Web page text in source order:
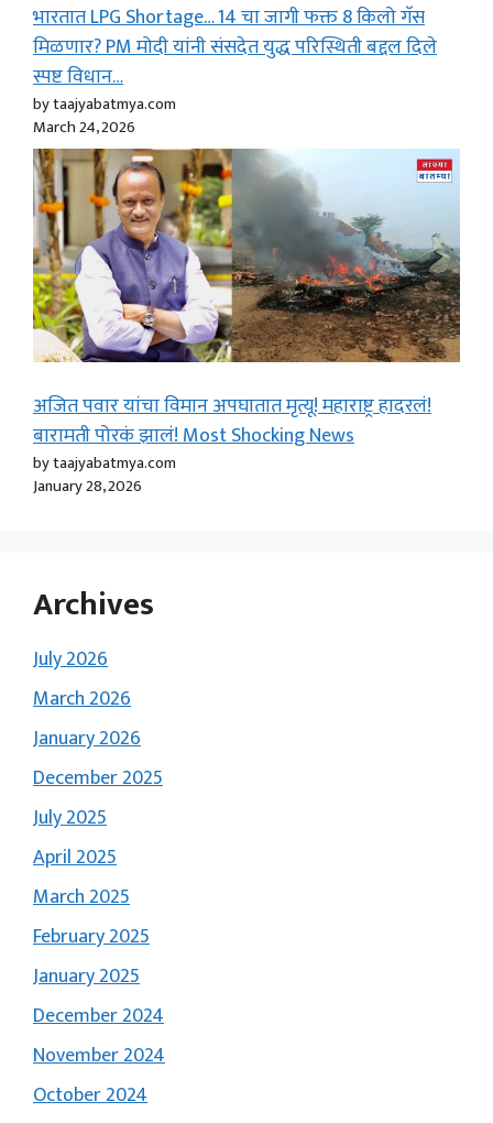
भारतात LPG Shortage… 14 चा जागी फक्त 8 किलो गॅस
मिळणार? PM मोदी यांनी संसदेत युद्ध परिस्थिती बद्दल दिले
स्पष्ट विधान…
by taajyabatmya.com
March 24, 2026
अजित पवार यांचा विमान अपघातात मृत्यू! महाराष्ट्र हादरलं!
बारामती पोरकं झालं! Most Shocking News
by taajyabatmya.com
January 28, 2026
Archives
July 2026
March 2026
January 2026
December 2025
July 2025
April 2025
March 2025
February 2025
January 2025
December 2024
November 2024
October 2024